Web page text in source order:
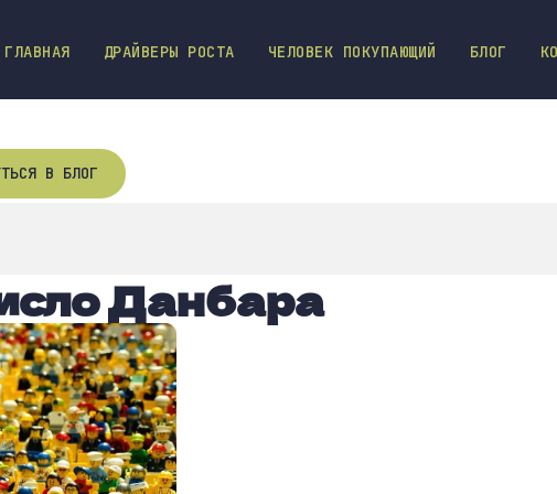
ГЛАВНАЯ ДРАЙВЕРЫ РОСТА ЧЕЛОВЕК ПОКУПАЮЩИЙ БЛОГ
В БЛОГ
Данбара